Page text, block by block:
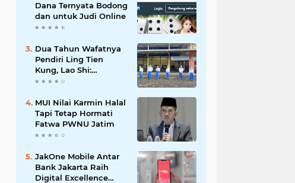
Dana Ternyata Bodong
dan untuk Judi Online
Dua Tahun Wafatnya
Pendiri Ling Tien
Kung, Lao Shi:
Amanah Harus Kita
MUI Nilai Karmin Halal
Tapi Tetap Hormati
Fatwa PWNU Jatim
JakOne Mobile Antar
Bank Jakarta Raih
Digital Excellence